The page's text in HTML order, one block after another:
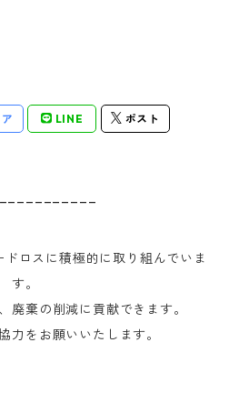
LINE ポスト
ロスに積極的に取り組んでいま
す。
廃棄の削減に貢献できます。
力をお願いいたします。